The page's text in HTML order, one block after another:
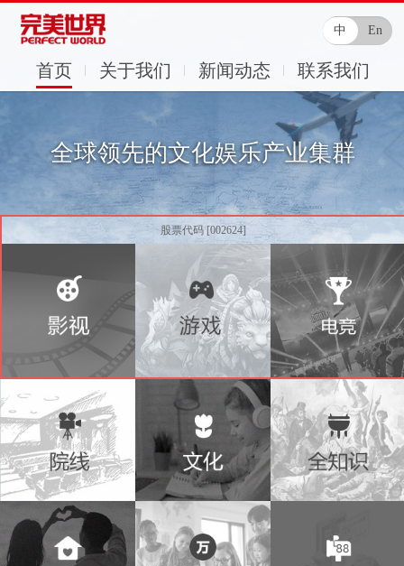
中 En
首页 关于我们 新闻动态 联系我们
股票代码 [002624]
全球领先的文化娱乐产业集群